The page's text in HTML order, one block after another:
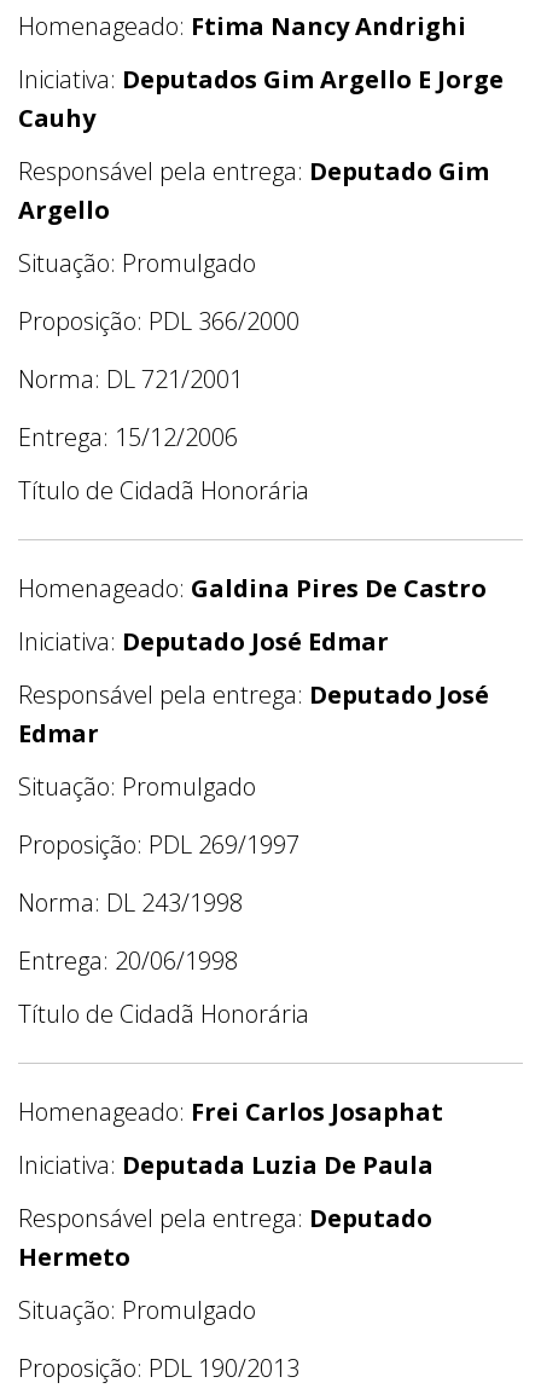
Homenageado: Ftima Nancy Andrighi
Iniciativa: Deputados Gim Argello E Jorge
Cauhy
Responsável pela entrega: Deputado Gim
Argello
Situação: Promulgado
Proposição: PDL 366/2000
Norma: DL 721/2001
Entrega: 15/12/2006
Título de Cidadã Honorária
Homenageado: Galdina Pires De Castro
Iniciativa: Deputado José Edmar
Responsável pela entrega: Deputado José
Edmar
Situação: Promulgado
Proposição: PDL 269/1997
Norma: DL 243/1998
Entrega: 20/06/1998
Título de Cidadã Honorária
Homenageado: Frei Carlos Josaphat
Iniciativa: Deputada Luzia De Paula
Responsável pela entrega: Deputado
Hermeto
Situação: Promulgado
Proposição: PDL 190/2013